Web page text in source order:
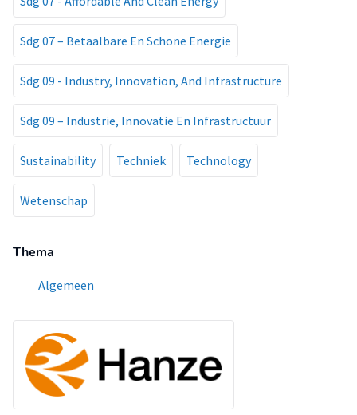
Sdg 07 – Betaalbare En Schone Energie
Sdg 09 - Industry, Innovation, And Infrastructure
Sdg 09 – Industrie, Innovatie En Infrastructuur
Sustainability Techniek Technology
Wetenschap
Thema
Algemeen